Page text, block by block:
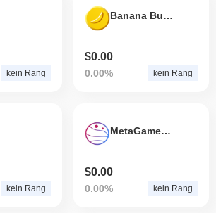
kein Rang
Banana Bucks
$0.00
0.00% kein Rang
kein Rang
MetaGameHub DAO
$0.00
0.00% kein Rang